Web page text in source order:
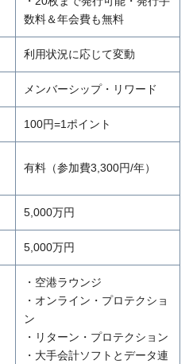
数料＆年会費も無料
利用状況に応じて変動
メンバーシップ・リワード
100円=1ポイント
有料（参加費3,300円/年）
5,000万円
5,000万円
・空港ラウンジ
・オンライン・プロテクショ
ン
・リターン・プロテクション
・大手会計ソフトとデータ連